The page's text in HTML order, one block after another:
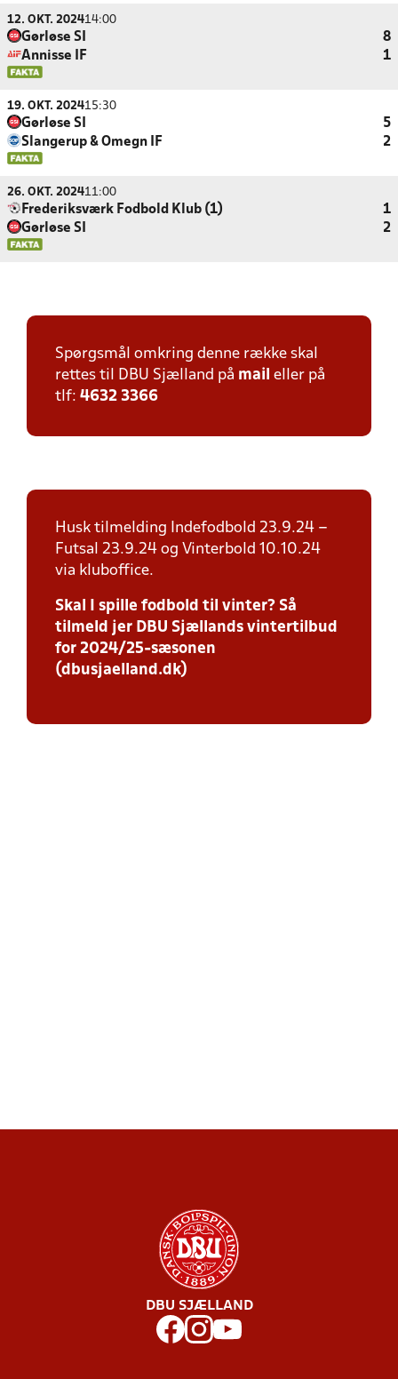
12. OKT. 202414:00
Gørløse SI
8
Annisse IF
1
19. OKT. 202415:30
Gørløse SI
5
Slangerup & Omegn IF
2
26. OKT. 202411:00
Frederiksværk Fodbold Klub (1)
1
Gørløse SI
2
Spørgsmål omkring denne række skal
rettes til DBU Sjælland på mail eller på
tlf: 4632 3366
Husk tilmelding Indefodbold 23.9.24 –
Futsal 23.9.24 og Vinterbold 10.10.24
via kluboffice.
Skal I spille fodbold til vinter? Så
tilmeld jer DBU Sjællands vintertilbud
for 2024/25-sæsonen
(dbusjaelland.dk)
DBU SJÆLLAND